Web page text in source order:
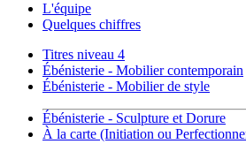
L'équipe
Quelques chiffres
Titres niveau 4
Ébénisterie - Mobilier contemporain
Ébénisterie - Mobilier de style
Ébénisterie - Sculpture et Dorure
À la carte (Initiation ou